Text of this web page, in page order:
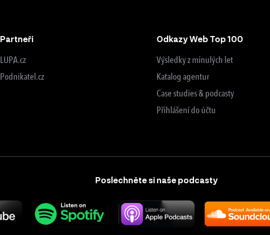
Partneři
LUPA.cz
Podnikatel.cz
Odkazy Web Top 100
Výsledky z minulých let
Katalog agentur
Case studies & podcasty
Přihlášení do účtu
Poslechněte si naše podcasty